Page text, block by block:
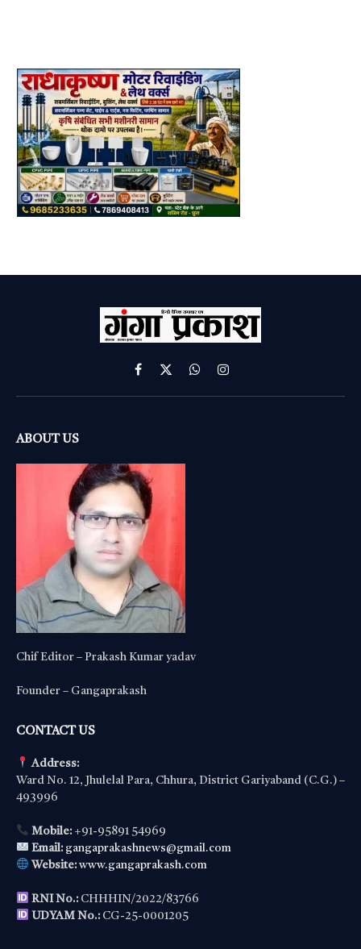
Facebook
X
WhatsAppInstagram
ABOUT US
Chif Editor – Prakash Kumar yadav
Founder – Gangaprakash
CONTACT US
Address:
Ward No. 12, Jhulelal Para, Chhura, District Gariyaband (C.G.) –
493996
Mobile:+91-95891 54969
Email: gangaprakashnews@gmail.com
Website: www.gangaprakash.com
RNI No.:CHHHIN/2022/83766
UDYAM No.:CG-25-0001205